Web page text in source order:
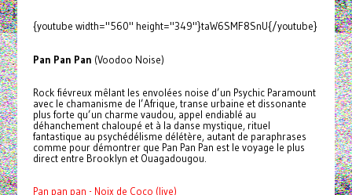
{youtube width="560" height="349"}taW6SMF8SnU{/youtube}
Pan Pan Pan (Voodoo Noise)
Rock fiévreux mêlant les envolées noise d’un Psychic Paramount
avec le chamanisme de l’Afrique, transe urbaine et dissonante
plus forte qu’un charme vaudou, appel endiablé au
déhanchement chaloupé et à la danse mystique, rituel
fantastique au psychédélisme délétère, autant de paraphrases
comme pour démontrer que Pan Pan Pan est le voyage le plus
direct entre Brooklyn et Ouagadougou.
Pan pan pan - Noix de Coco (live)